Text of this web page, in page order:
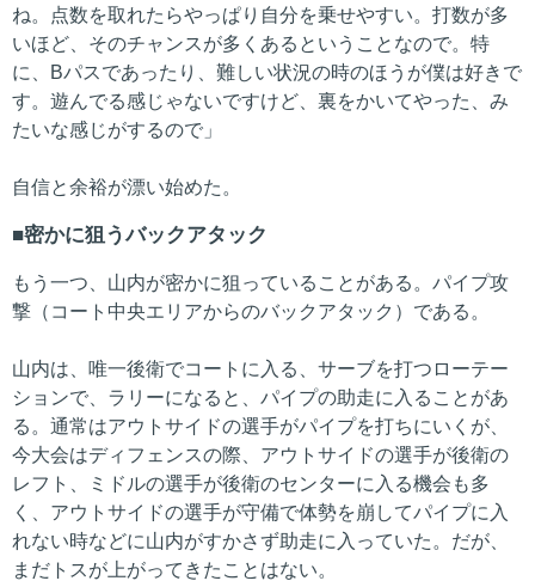
ね。点数を取れたらやっぱり自分を乗せやすい。打数が多
いほど、そのチャンスが多くあるということなので。特
に、Bパスであったり、難しい状況の時のほうが僕は好きで
す。遊んでる感じゃないですけど、裏をかいてやった、み
たいな感じがするので」
自信と余裕が漂い始めた。
密かに狙うバックアタック
もう一つ、山内が密かに狙っていることがある。パイプ攻
撃（コート中央エリアからのバックアタック）である。
山内は、唯一後衛でコートに入る、サーブを打つローテー
ションで、ラリーになると、パイプの助走に入ることがあ
る。通常はアウトサイドの選手がパイプを打ちにいくが、
今大会はディフェンスの際、アウトサイドの選手が後衛の
レフト、ミドルの選手が後衛のセンターに入る機会も多
く、アウトサイドの選手が守備で体勢を崩してパイプに入
れない時などに山内がすかさず助走に入っていた。だが、
まだトスが上がってきたことはない。